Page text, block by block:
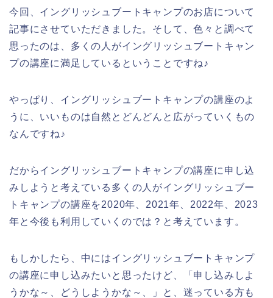
今回、イングリッシュブートキャンプのお店について
記事にさせていただきました。そして、色々と調べて
思ったのは、多くの人がイングリッシュブートキャン
プの講座に満足しているということですね♪
やっぱり、イングリッシュブートキャンプの講座のよ
うに、いいものは自然とどんどんと広がっていくもの
なんですね♪
だからイングリッシュブートキャンプの講座に申し込
みしようと考えている多くの人がイングリッシュブー
トキャンプの講座を2020年、2021年、2022年、2023
年と今後も利用していくのでは？と考えています。
もしかしたら、中にはイングリッシュブートキャンプ
の講座に申し込みたいと思ったけど、「申し込みしよ
うかな～、どうしようかな～、」と、迷っている方も